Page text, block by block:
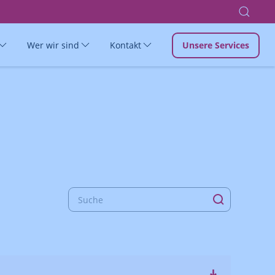
Wer wir sind Kontakt Unsere Services